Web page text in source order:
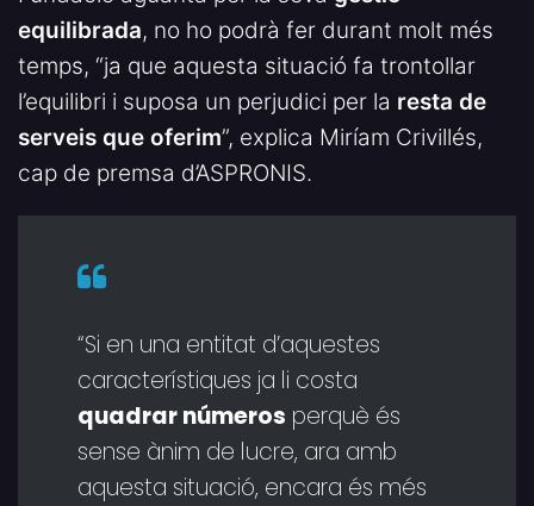
equilibrada, no ho podrà fer durant molt més
temps, “ja que aquesta situació fa trontollar
l’equilibri i suposa un perjudici per la resta de
serveis que oferim”, explica Miríam Crivillés,
cap de premsa d’ASPRONIS.
“Si en una entitat d’aquestes
característiques ja li costa
quadrar números perquè és
sense ànim de lucre, ara amb
aquesta situació, encara és més